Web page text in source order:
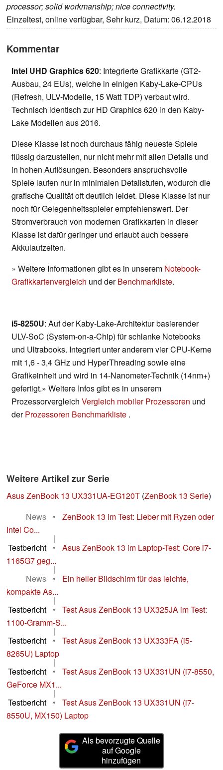
processor; solid workmanship; nice connectivity.
Einzeltest, online verfügbar, Sehr kurz, Datum: 06.12.2018
Kommentar
Intel UHD Graphics 620: Integrierte Grafikkarte (GT2-
Ausbau, 24 EUs), welche in einigen Kaby-Lake-CPUs
(Refresh, ULV-Modelle, 15 Watt TDP) verbaut wird.
Technisch identisch zur HD Graphics 620 in den Kaby-
Lake Modellen aus 2016.
Diese Klasse ist noch durchaus fähig neueste Spiele
flüssig darzustellen, nur nicht mehr mit allen Details und
in hohen Auflösungen. Besonders anspruchsvolle
Spiele laufen nur in minimalen Detailstufen, wodurch die
grafische Qualität oft deutlich leidet. Diese Klasse ist nur
noch für Gelegenheitsspieler empfehlenswert. Der
Stromverbrauch von modernen Grafikkarten in dieser
Klasse ist dafür geringer und erlaubt auch bessere
Akkulaufzeiten.
» Weitere Informationen gibt es in unserem Notebook-
Grafikkartenvergleich und derBenchmarkliste.
i5-8250U: Auf der Kaby-Lake-Architektur basierender
ULV-SoC (System-on-a-Chip) für schlanke Notebooks
und Ultrabooks. Integriert unter anderem vier CPU-Kerne
mit 1,6 - 3,4 GHz und HyperThreading sowie eine
Grafikeinheit und wird in 14-Nanometer-Technik (14nm+)
gefertigt.» Weitere Infos gibt es in unserem
Prozessorvergleich Vergleich mobiler Prozessoren und
derProzessoren Benchmarkliste .
Weitere Artikel zur Serie
Asus ZenBook 13 UX331UA-EG120T (ZenBook 13 Serie)
News
•
ZenBook 13 im Test: Lieber mit Ryzen oder
Intel Co...
|
Testbericht
•
Asus ZenBook 13 im Laptop-Test: Core i7-
1165G7 geg...
|
News
•
Ein heller Bildschirm für das leichte,
kompakte As...
|
Testbericht
•
Test Asus ZenBook 13 UX325JA im Test:
1100-Gramm-S...
|
Testbericht
•
Test Asus ZenBook 13 UX333FA (i5-
8265U) Laptop
|
Testbericht
•
Test Asus ZenBook 13 UX331UN (i7-8550,
GeForce MX1...
|
Testbericht
•
Test Asus ZenBook 13 UX331UN (i7-
8550U, MX150) Laptop
Als bevorzugte Quelle
auf Google
hinzufügen